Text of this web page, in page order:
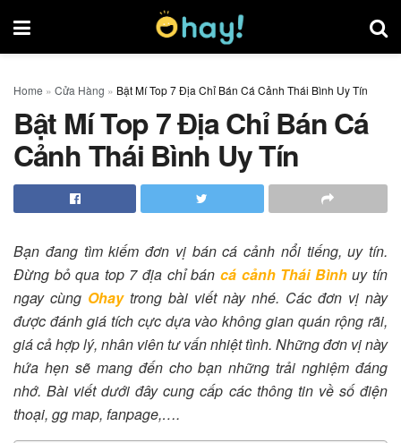
Home » Cửa Hàng » Bật Mí Top 7 Địa Chỉ Bán Cá Cảnh Thái Bình Uy Tín
Bật Mí Top 7 Địa Chỉ Bán Cá
Cảnh Thái Bình Uy Tín
Bạn đang tìm kiếm đơn vị bán cá cảnh nổi tiếng, uy tín.
Đừng bỏ qua top 7 địa chỉ bán cá cảnh Thái Bìnhuy tín
ngay cùng Ohay trong bài viết này nhé. Các đơn vị này
được đánh giá tích cực dựa vào không gian quán rộng rãi,
giá cả hợp lý, nhân viên tư vấn nhiệt tình. Những đơn vị này
hứa hẹn sẽ mang đến cho bạn những trải nghiệm đáng
nhớ. Bài viết dưới đây cung cấp các thông tin về số điện
thoại, gg map, fanpage,….